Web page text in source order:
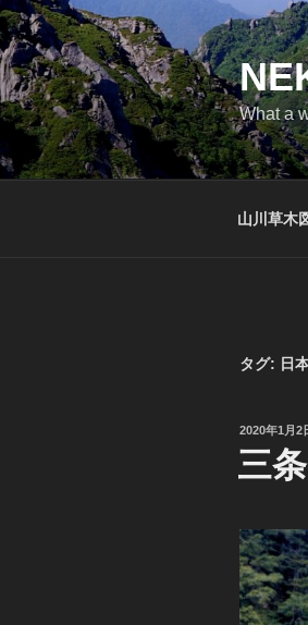
コ
ン
テ
ン
ツ
ス
What a
山川草木
タグ: 日
投
稿
日:
2020年1月2
三